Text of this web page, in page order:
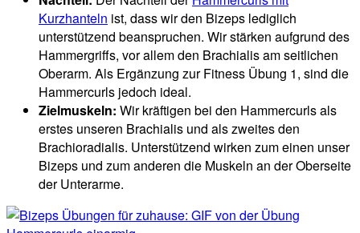
Kurzhanteln ist, dass wir den Bizeps lediglich
unterstützend beanspruchen. Wir stärken aufgrund des
Hammergriffs, vor allem den Brachialis am seitlichen
Oberarm. Als Ergänzung zur Fitness Übung 1, sind die
Hammercurls jedoch ideal.
Zielmuskeln: Wir kräftigen bei den Hammercurls als
erstes unseren Brachialis und als zweites den
Brachioradialis. Unterstützend wirken zum einen unser
Bizeps und zum anderen die Muskeln an der Oberseite
der Unterarme.